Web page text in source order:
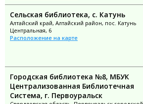
Сельская библиотека, с. Катунь
Алтайский край, Алтайский район, пос. Катунь
Центральная, 6
Расположение на карте
Городская библиотека №8, МБУК
Централизованная Библиотечная
Система, г. Первоуральск